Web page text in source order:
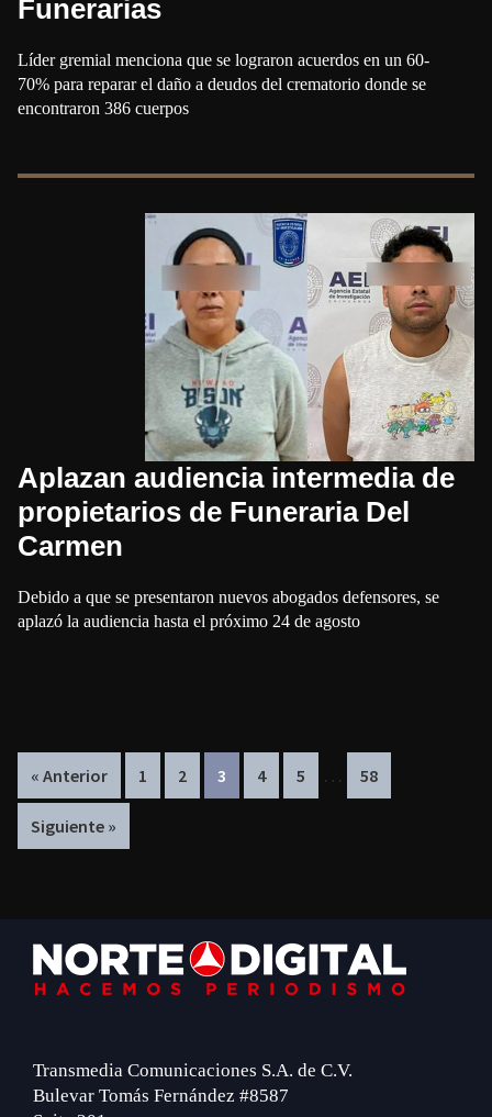
Funerarias
Líder gremial menciona que se lograron acuerdos en un 60-
70% para reparar el daño a deudos del crematorio donde se
encontraron 386 cuerpos
Aplazan audiencia intermedia de
propietarios de Funeraria Del
Carmen
Debido a que se presentaron nuevos abogados defensores, se
aplazó la audiencia hasta el próximo 24 de agosto
« Anterior Page
1 Page
2 Page
3 Page
4 Page
5
Interim
pages
… Page
58
Siguiente »
Footer
Transmedia Comunicaciones S.A. de C.V.
Bulevar Tomás Fernández #8587